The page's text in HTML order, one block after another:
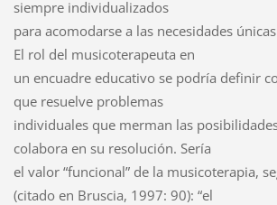
siempre individualizados
para acomodarse a las necesidades
El rol del musicoterapeuta en
un encuadre educativo se podría definir
que resuelve problemas
individuales que merman las
colabora en su resolución. Sería
el valor “funcional” de la musicoterapia,
(citado en Bruscia, 1997: 90): “el